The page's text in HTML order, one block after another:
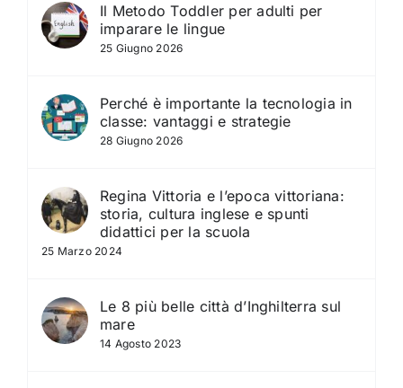
Il Metodo Toddler per adulti per
imparare le lingue
25 Giugno 2026
Perché è importante la tecnologia in
classe: vantaggi e strategie
28 Giugno 2026
Regina Vittoria e l’epoca vittoriana:
storia, cultura inglese e spunti
didattici per la scuola
25 Marzo 2024
Le 8 più belle città d’Inghilterra sul
mare
14 Agosto 2023